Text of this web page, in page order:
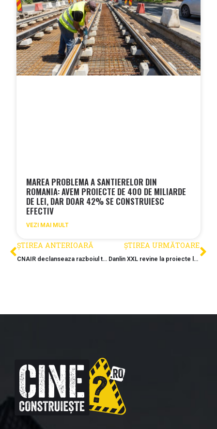
MAREA PROBLEMA A SANTIERELOR DIN
ROMANIA: AVEM PROIECTE DE 400 DE MILIARDE
DE LEI, DAR DOAR 42% SE CONSTRUIESC
EFECTIV
VEZI MAI MULT
ȘTIREA ANTERIOARĂ
CNAIR declanseaza razboiul total: Constructorul Dimex, o „bomba cu ceas” pentru achizitiile publice
ȘTIREA URMĂTOARE
Danlin XXL revine la proiecte locale: Pasajul de la Roman, testul de competenta inainte de „mizele” de miliarde de pe A8